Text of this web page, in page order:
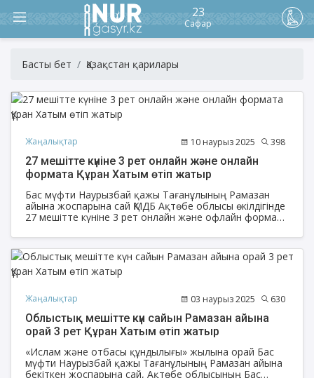
23
Сафар
Басты бет Қазақстан қарилары
Жаңалықтар 10 наурыз 2025 398
27 мешітте күніне 3 рет онлайн және онлайн
формата Құран Хатым өтіп жатыр
Бас мүфти Наурызбай қажы Тағанұлының Рамазан
айына жоспарына сай ҚМДБ Ақтөбе облысы өкілдігінде
27 мешітте күніне 3 рет онлайн және офлайн формата
жатыр. Одан бөлек «Ақтөбе» медресе-колледжінің
ерлер және қыздар бөлімінде де күн сайын яғни 10
күнде 20 рет Құран Хатым өтіп келеді.
Жаңалықтар 03 наурыз 2025 630
Облыстық мешітте күн сайын Рамазан айына
орай 3 рет Құран Хатым өтіп жатыр
«Ислам және отбасы құндылығы» жылына орай Бас
мүфти Наурызбай қажы Тағанұлының Рамазан айына
бекіткен жоспарына сай, Ақтөбе облысының Бас